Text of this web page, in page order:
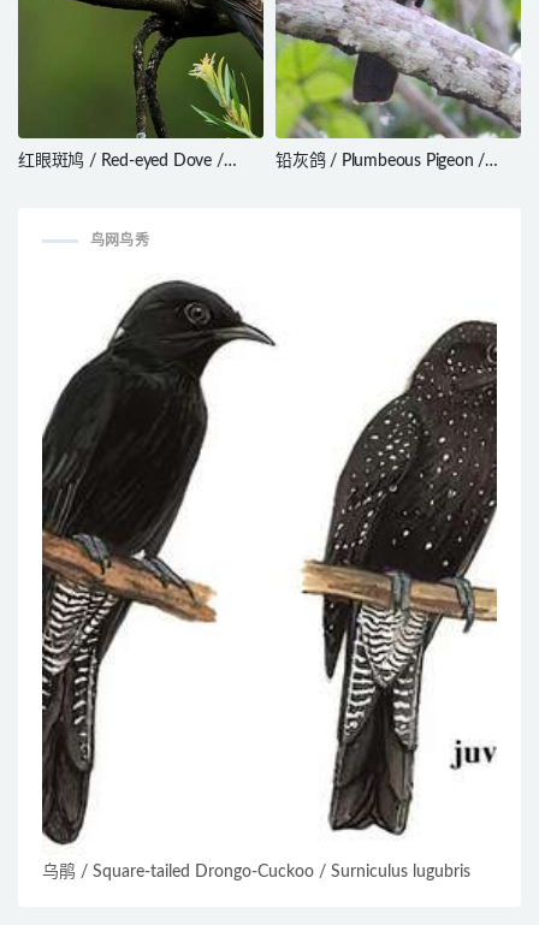
红眼斑鸠 / Red-eyed Dove /
铅灰鸽 / Plumbeous Pigeon /
鸟网鸟秀
乌鹃 / Square-tailed Drongo-Cuckoo / Surniculus lugubris